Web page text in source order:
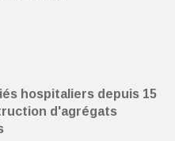
hospitaliers depuis 15
d'agrégats